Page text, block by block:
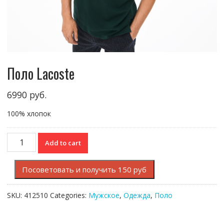
Поло Lacoste
6990руб.
100% хлопок
Поло
Lacoste
quantity
Add to cart
Посоветовать и получить 150 руб
SKU: 412510 Categories: Мужское, Одежда, Поло